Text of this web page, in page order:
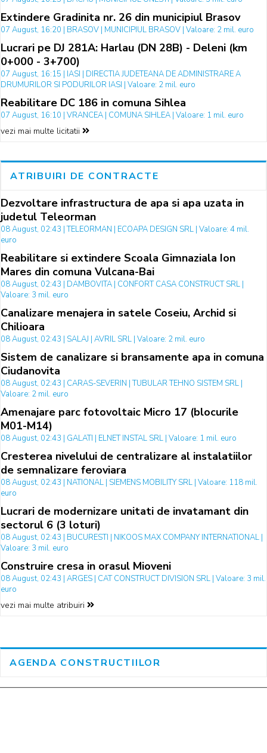
Extindere Gradinita nr. 26 din municipiul Brasov
07 August, 16:20 | BRASOV | MUNICIPIUL BRASOV | Valoare: 2 mil. euro
Lucrari pe DJ 281A: Harlau (DN 28B) - Deleni (km
0+000 - 3+700)
07 August, 16:15 | IASI | DIRECTIA JUDETEANA DE ADMINISTRARE A
DRUMURILOR SI PODURILOR IASI | Valoare: 2 mil. euro
Reabilitare DC 186 in comuna Sihlea
07 August, 16:10 | VRANCEA | COMUNA SIHLEA | Valoare: 1 mil. euro
vezi mai multe licitatii
ATRIBUIRI DE CONTRACTE
Dezvoltare infrastructura de apa si apa uzata in
judetul Teleorman
08 August, 02:43 | TELEORMAN | ECOAPA DESIGN SRL | Valoare: 4 mil.
euro
Reabilitare si extindere Scoala Gimnaziala Ion
Mares din comuna Vulcana-Bai
08 August, 02:43 | DAMBOVITA | CONFORT CASA CONSTRUCT SRL |
Valoare: 3 mil. euro
Canalizare menajera in satele Coseiu, Archid si
Chilioara
08 August, 02:43 | SALAJ | AVRIL SRL | Valoare: 2 mil. euro
Sistem de canalizare si bransamente apa in comuna
Ciudanovita
08 August, 02:43 | CARAS-SEVERIN | TUBULAR TEHNO SISTEM SRL |
Valoare: 2 mil. euro
Amenajare parc fotovoltaic Micro 17 (blocurile
M01-M14)
08 August, 02:43 | GALATI | ELNET INSTAL SRL | Valoare: 1 mil. euro
Cresterea nivelului de centralizare al instalatiilor
de semnalizare feroviara
08 August, 02:43 | NATIONAL | SIEMENS MOBILITY SRL | Valoare: 118 mil.
euro
Lucrari de modernizare unitati de invatamant din
sectorul 6 (3 loturi)
08 August, 02:43 | BUCURESTI | NIKOOS MAX COMPANY INTERNATIONAL |
Valoare: 3 mil. euro
Construire cresa in orasul Mioveni
08 August, 02:43 | ARGES | CAT CONSTRUCT DIVISION SRL | Valoare: 3 mil.
euro
vezi mai multe atribuiri
AGENDA CONSTRUCTIILOR